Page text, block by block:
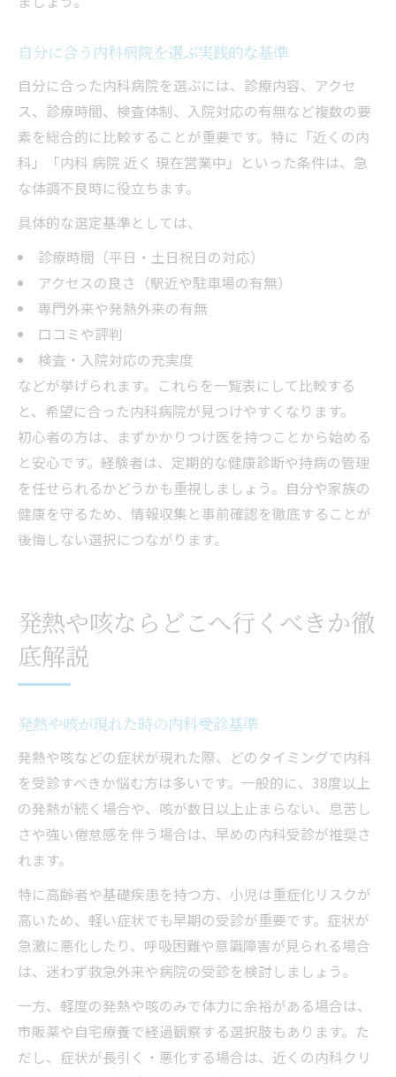
自分に合う内科病院を選ぶ実践的な基準
自分に合った内科病院を選ぶには、診療内容、アクセ
ス、診療時間、検査体制、入院対応の有無など複数の要
素を総合的に比較することが重要です。特に「近くの内
科」「内科 病院 近く 現在営業中」といった条件は、急
な体調不良時に役立ちます。
具体的な選定基準としては、
診療時間（平日・土日祝日の対応）
アクセスの良さ（駅近や駐車場の有無）
専門外来や発熱外来の有無
口コミや評判
検査・入院対応の充実度
などが挙げられます。これらを一覧表にして比較する
と、希望に合った内科病院が見つけやすくなります。
初心者の方は、まずかかりつけ医を持つことから始める
と安心です。経験者は、定期的な健康診断や持病の管理
を任せられるかどうかも重視しましょう。自分や家族の
健康を守るため、情報収集と事前確認を徹底することが
後悔しない選択につながります。
発熱や咳ならどこへ行くべきか徹
底解説
発熱や咳が現れた時の内科受診基準
発熱や咳などの症状が現れた際、どのタイミングで内科
を受診すべきか悩む方は多いです。一般的に、38度以上
の発熱が続く場合や、咳が数日以上止まらない、息苦し
さや強い倦怠感を伴う場合は、早めの内科受診が推奨さ
れます。
特に高齢者や基礎疾患を持つ方、小児は重症化リスクが
高いため、軽い症状でも早期の受診が重要です。症状が
急激に悪化したり、呼吸困難や意識障害が見られる場合
は、迷わず救急外来や病院の受診を検討しましょう。
一方、軽度の発熱や咳のみで体力に余裕がある場合は、
市販薬や自宅療養で経過観察する選択肢もあります。た
だし、症状が長引く・悪化する場合は、近くの内科クリ